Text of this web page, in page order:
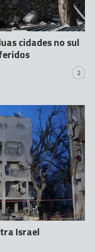
cidades no sul
2
Israel